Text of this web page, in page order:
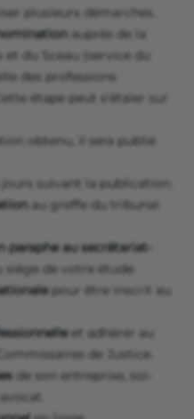
plusieurs démarches.
auprès de la
du Sceau (service du
des professions
étape peut s'étaler sur
obtenu, il sera publié
jours suivant la publication.
au greffe du tribunal
paraphe au secrétariat-
siège de votre étude.
pour être inscrit au
et adhérer au
de Justice.
de son entreprise, soi-